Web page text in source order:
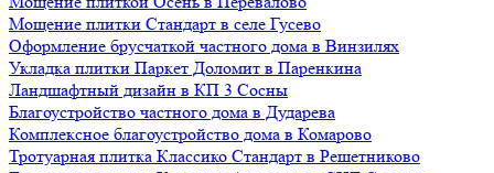
Мощение плитки Стандарт в селе Гусево
Оформление брусчаткой частного дома в Винзилях
Укладка плитки Паркет Доломит в Паренкина
Ландшафтный дизайн в КП 3 Сосны
Благоустройство частного дома в Дударева
Комплексное благоустройство дома в Комарово
Тротуарная плитка Классико Стандарт в Решетниково